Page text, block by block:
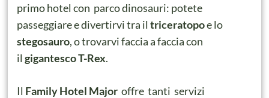
primo hotel con parco dinosauri: potete
passeggiare e divertirvi tra iltriceratopoe lo
stegosauro, o trovarvi faccia a faccia con
il gigantesco T-Rex.
Il Family Hotel Major offre tanti servizi